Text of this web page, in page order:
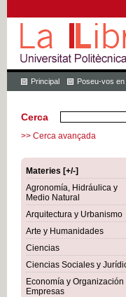
Principal Poseu-vos
Cerca
>> Cerca avançada
Materies [+/-]
Agronomía, Hidráulica y
Medio Natural
Arquitectura y Urbanismo
Arte y Humanidades
Ciencias
Ciencias Sociales y
Economía y Organización
Empresas